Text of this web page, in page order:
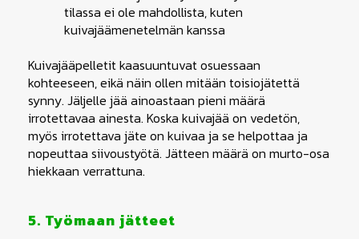
tilassa ei ole mahdollista, kuten
kuivajäämenetelmän kanssa
Kuivajääpelletit kaasuuntuvat osuessaan
kohteeseen, eikä näin ollen mitään toisiojätettä
synny. Jäljelle jää ainoastaan pieni määrä
irrotettavaa ainesta. Koska kuivajää on vedetön,
myös irrotettava jäte on kuivaa ja se helpottaa ja
nopeuttaa siivoustyötä. Jätteen määrä on murto-osa
hiekkaan verrattuna.
5. Työmaan jätteet